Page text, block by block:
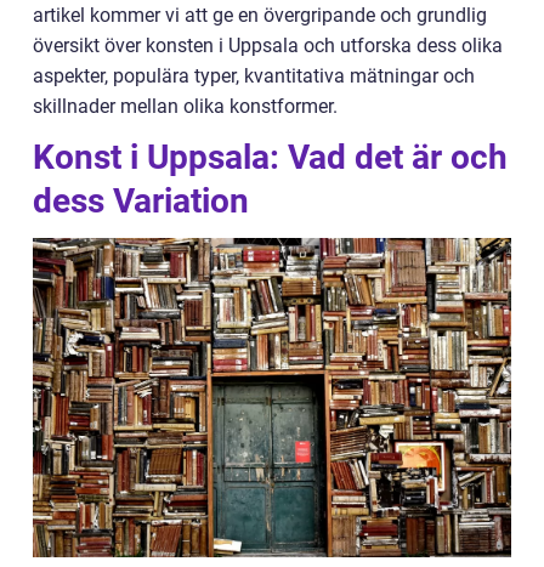
artikel kommer vi att ge en övergripande och grundlig
översikt över konsten i Uppsala och utforska dess olika
aspekter, populära typer, kvantitativa mätningar och
skillnader mellan olika konstformer.
Konst i Uppsala: Vad det är och
dess Variation